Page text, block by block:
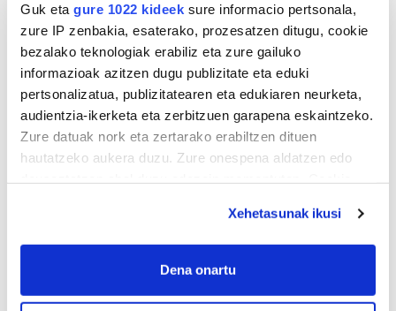
Guk eta gure 1022 kideek sure informacio pertsonala,
zure IP zenbakia, esaterako, prozesatzen ditugu, cookie
bezalako teknologiak erabiliz eta zure gailuko
informazioak azitzen dugu publizitate eta eduki
pertsonalizatua, publizitatearen eta edukiaren neurketa,
audientzia-ikerketa eta zerbitzuen garapena eskaintzeko.
Zure datuak nork eta zertarako erabiltzen dituen
hautatzeko aukera duzu. Zure onespena aldatzen edo
If you allow, we would also like to:
Collect information about your geographical
Xehetasunak ikusi
Dena onartu